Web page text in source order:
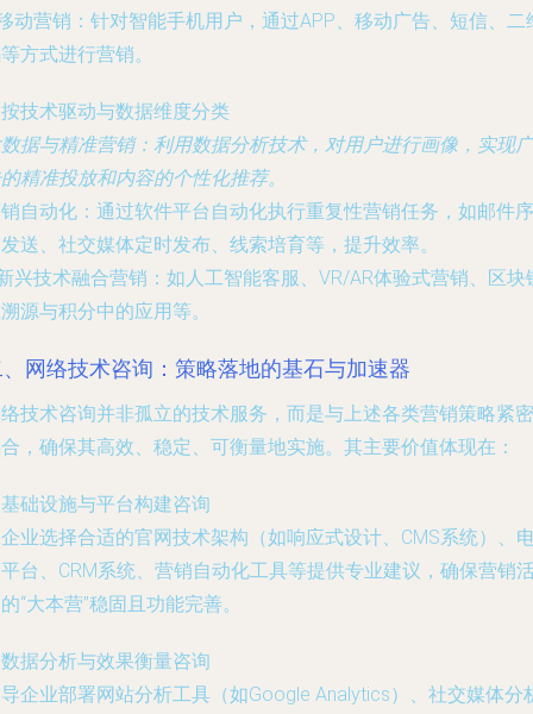
动营销 ：针对智能手机用户，通过APP、移动广告、短信、二
方式进行营销。
技术驱动与数据维度分类
据与精准营销：利用数据分析技术，对用户进行画像，实现广
精准投放和内容的个性化推荐。
自动化 ：通过软件平台自动化执行重复性营销任务，如邮件序
送、社交媒体定时发布、线索培育等，提升效率。
兴技术融合营销 ：如人工智能客服、VR/AR体验式营销、区块
源与积分中的应用等。
网络技术咨询：策略落地的基石与加速器
技术咨询并非孤立的技术服务，而是与上述各类营销策略紧密
，确保其高效、稳定、可衡量地实施。其主要价值体现在：
础设施与平台构建咨询
业选择合适的官网技术架构（如响应式设计、CMS系统）、
台、CRM系统、营销自动化工具等提供专业建议，确保营销
“大本营”稳固且功能完善。
据分析与效果衡量咨询
企业部署网站分析工具（如Google Analytics）、社交媒体分